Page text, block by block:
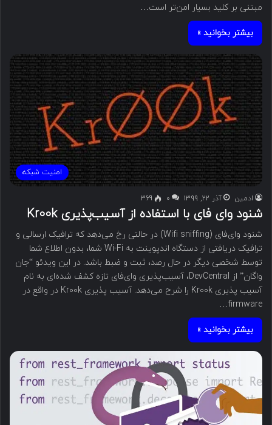
مبتنی بر کلید بسیار امن‌‌‌تر است…
بیشتر بخوانید »
امنیت شبکه
ادمین آذر ۲۲, ۱۳۹۹ ۰ 369
شنود وای فای با استفاده از آسیب‌پذیری Kr00k
شنود وای‌فای (Wifi sniffing) در حالتی رخ می‌دهد که ترافیک ارسالی و
ترافیک دریافتی از دستگاه اندپوینت به Wi-Fi شما، بدون اطلاع شما
توسط شخصی دیگر در حال رصد، ثبت و ضبط باشد. در این ویدئو “جان
واگان” از DevCentral، آسیب‌پذیری وای‌فای تازه کشف شده‌ای به نام
آسیب پذیری Kr00k را شرح می‌دهد. آسیب‌ پذیری Kr00k در واقع در
firmware…
بیشتر بخوانید »